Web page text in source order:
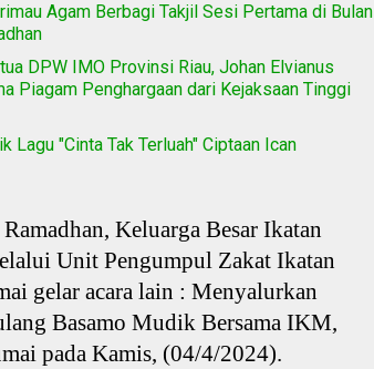
Agam Berbagi Takjil Sesi Pertama di Bulan
DPW IMO Provinsi Riau, Johan Elvianus
Piagam Penghargaan dari Kejaksaan Tinggi
Lagu "Cinta Tak Terluah" Ciptaan Ican
Keluarga Besar Ikatan
Unit Pengumpul Zakat Ikatan
gelar acara lain : Menyalurkan
Basamo Mudik Bersama IKM,
pada Kamis, (04/4/2024).